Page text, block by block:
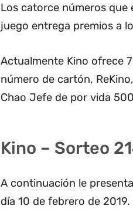
Los catorce números que
juego entrega premios a
Actualmente Kino ofrece
número de cartón,
Chao Jefe de por vida
Kino – Sorteo
A continuación le
día 10 de febrero de 2019.